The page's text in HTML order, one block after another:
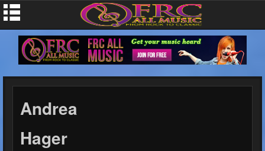
Andrea
Hager